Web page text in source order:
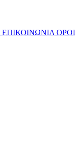
ΕΠΙΚΟΙΝΩΝΙΑ ΟΡΟΙ